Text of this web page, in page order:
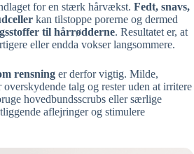
for en stærk hårvækst. Fedt, snavs,
kan tilstoppe porerne og dermed
til hårrødderne. Resultatet er, at
eller endda vokser langsommere.
rensning er derfor vigtig. Milde,
talg og rester uden at irritere
hovedbundsscrubs eller særlige
aflejringer og stimulere